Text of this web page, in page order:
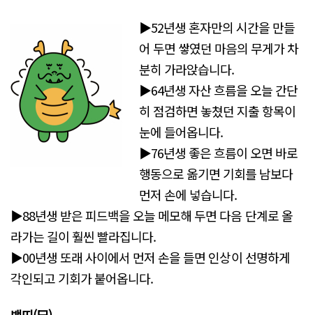
▶52년생 혼자만의 시간을 만들
어 두면 쌓였던 마음의 무게가 차
분히 가라앉습니다.
▶64년생 자산 흐름을 오늘 간단
히 점검하면 놓쳤던 지출 항목이
눈에 들어옵니다.
▶76년생 좋은 흐름이 오면 바로
행동으로 옮기면 기회를 남보다
먼저 손에 넣습니다.
▶88년생 받은 피드백을 오늘 메모해 두면 다음 단계로 올
라가는 길이 훨씬 빨라집니다.
▶00년생 또래 사이에서 먼저 손을 들면 인상이 선명하게
각인되고 기회가 붙어옵니다.